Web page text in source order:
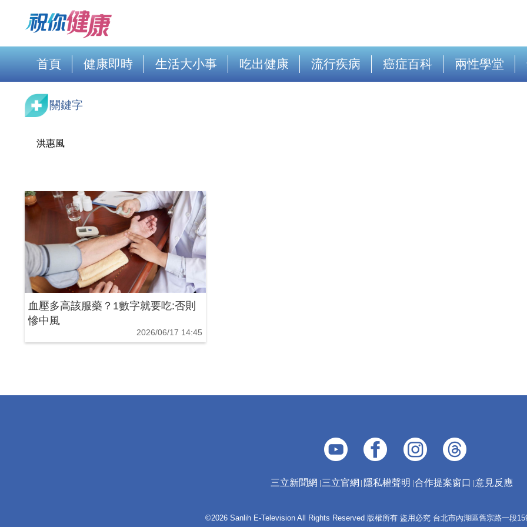
首頁 健康即時 生活大小事 吃出健康 流行疾病 癌症百科 兩性學堂
關鍵字
洪惠風
血壓多高該服藥？1數字就要吃:否則
慘中風
2026/06/17 14:45
三立新聞網 三立官網 隱私權聲明 合作提案窗口 意見反應
©2026 Sanlih E-Television All Rights Reserved 版權所有 盜用必究 台北市內湖區舊宗路一段